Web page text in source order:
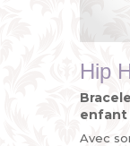
Hip
enfant
Avec